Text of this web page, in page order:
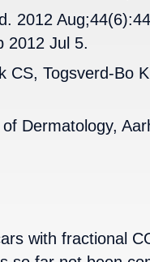
2012
2012 Jul 5.
CS, Togsverd-Bo
Dermatology,
with fractional